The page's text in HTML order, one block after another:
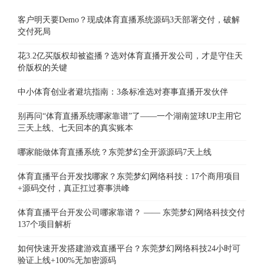
客户明天要Demo？现成体育直播系统源码3天部署交付，破解
交付死局
花3.2亿买版权却被盗播？选对体育直播开发公司，才是守住天
价版权的关键
中小体育创业者避坑指南：3条标准选对赛事直播开发伙伴
别再问“体育直播系统哪家靠谱”了——一个湖南篮球UP主用它
三天上线、七天回本的真实账本
哪家能做体育直播系统？东莞梦幻全开源源码7天上线
体育直播平台开发找哪家？东莞梦幻网络科技：17个商用项目
+源码交付，真正扛过赛事洪峰
体育直播平台开发公司哪家靠谱？ —— 东莞梦幻网络科技交付
137个项目解析
如何快速开发搭建游戏直播平台？东莞梦幻网络科技24小时可
验证上线+100%无加密源码